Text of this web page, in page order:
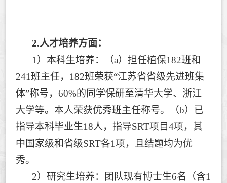
2.人才培养方面：
1 ）本科生培养：（a）担任植保182班和
241班主任， 182班荣获“江苏省省级先进班集
体”称号，60%的同学保研至清华大学、浙江
大学等。本人荣获优秀班主任称号。（b）已
指导本科毕业生18人，指导SRT项目4项，其
中国家级和省级SRT各1项，且结题均为优
秀。
2）研究生培养：团队现有博士生6名（含1